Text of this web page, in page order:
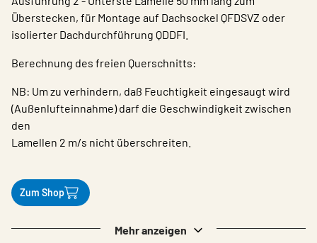
Überstecken, für Montage auf Dachsockel QFDSVZ oder
isolierter Dachdurchführung QDDFI.
Berechnung des freien Querschnitts:
NB: Um zu verhindern, daß Feuchtigkeit eingesaugt wird
(Außenlufteinnahme) darf die Geschwindigkeit zwischen
den
Lamellen 2 m/s nicht überschreiten.
Zum Shop
Mehr anzeigen